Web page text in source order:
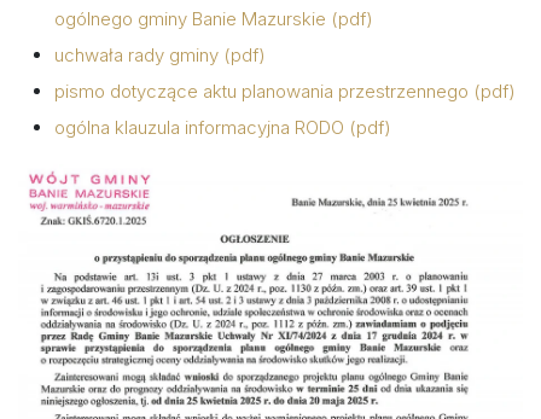
ogólnego gminy Banie Mazurskie (pdf)
uchwała rady gminy (pdf)
pismo dotyczące aktu planowania przestrzennego (pdf)
ogólna klauzula informacyjna RODO (pdf)